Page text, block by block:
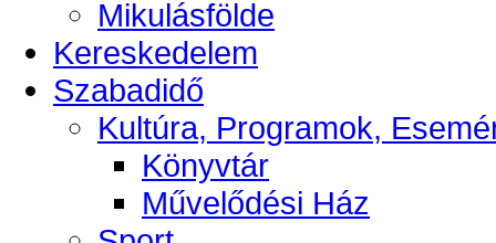
Mikulásfölde
Kereskedelem
Szabadidő
Kultúra, Programok,
Könyvtár
Művelődési Ház